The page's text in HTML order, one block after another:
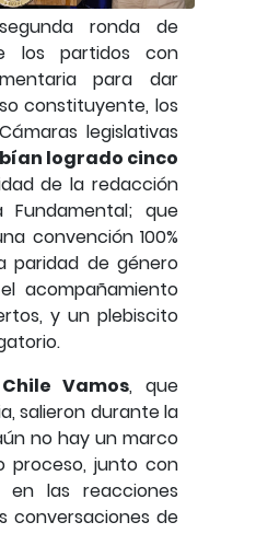
ronda de
los partidos con
para dar
constituyente, los
legislativas
logrado cinco
de la redacción
que
convención 100%
paridad de género
acompañamiento
y un plebiscito
Chile Vamos, que
salieron durante la
no hay un marco
proceso, junto con
las reacciones
conversaciones de